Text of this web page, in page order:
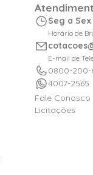
Seg a Sex
Horário de
E-mail de
0800-200-
4007-2565
Fale Conosco
Licitações